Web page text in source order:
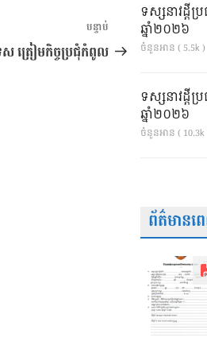
អត្ថបទ
បន្ទាប់
បន្ទាប់
ត្រៀមកិច្ចប្រជុំកំពូល
ទស្សនាវដ្ដី
ឆ្នាំ២០២៦
ចំនួនអាន ( 5.5k )
ទស្សនាវដ្ដី
ឆ្នាំ២០២៦
ចំនួនអាន ( 10.3k
ព័ត៌មាន